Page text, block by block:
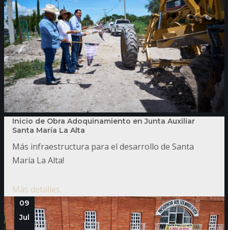
Inicio de Obra Adoquinamiento en Junta Auxiliar
Santa María La Alta
Más infraestructura para el desarrollo de Santa
María La Alta!
Más detalles
09
Jul